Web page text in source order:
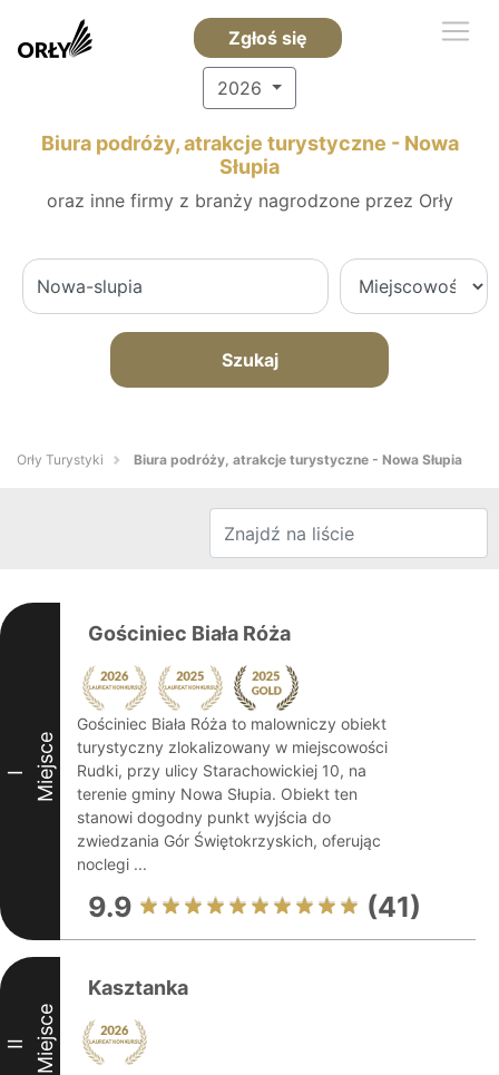
Zgłoś się
2026
Biura podróży, atrakcje turystyczne - Nowa
Słupia
oraz inne firmy z branży nagrodzone przez Orły
Szukaj
Orły Turystyki Biura podróży, atrakcje turystyczne - Nowa Słupia
I Miejsce
Gościniec Biała Róża
Gościniec Biała Róża to malowniczy obiekt
turystyczny zlokalizowany w miejscowości
Rudki, przy ulicy Starachowickiej 10, na
terenie gminy Nowa Słupia. Obiekt ten
stanowi dogodny punkt wyjścia do
zwiedzania Gór Świętokrzyskich, oferując
noclegi ...
9.9 (41)
II Miejsce
Kasztanka